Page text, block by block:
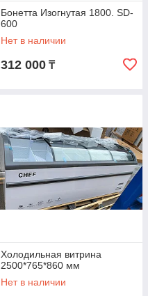
Бонетта Изогнутая 1800. SD-
600
Нет в наличии
312 000 ₸
Холодильная витрина
2500*765*860 мм
Нет в наличии